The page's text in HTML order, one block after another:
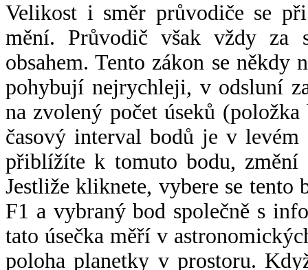
Velikost i směr průvodiče se
mění. Průvodič však vždy za
obsahem. Tento zákon se někdy
pohybují nejrychleji, v odsluní
na zvolený počet úseků
časový interval bodů je v
přiblížíte k tomuto bodu,
Jestliže kliknete, vybere se tento
F1 a vybraný bod společně s
tato úsečka měří v
poloha planetky v prostoru.